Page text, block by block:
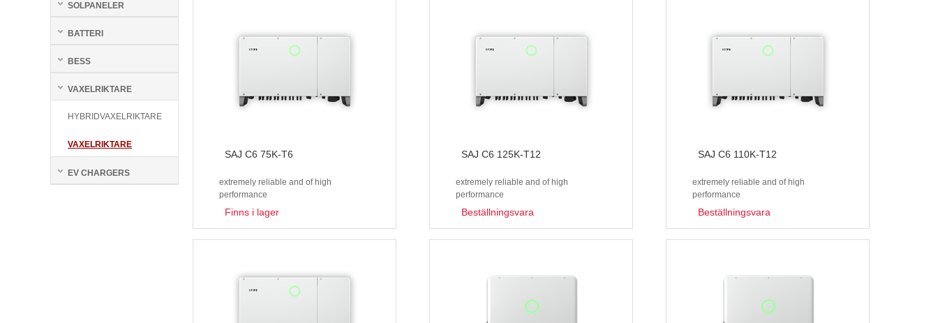
SOLPANELER
BATTERI
BESS
VAXELRIKTARE
HYBRIDVAXELRIKTARE
VAXELRIKTARE
EV CHARGERS
SAJ C6 75K-T6
extremely reliable and of high
performance
Finns i lager
SAJ C6 125K-T12
extremely reliable and of high
performance
Beställningsvara
SAJ C6 110K-T12
extremely reliable and of high
performance
Beställningsvara